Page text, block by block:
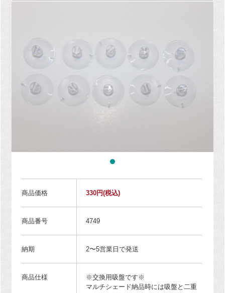
商品価格 330円(税込)
商品番号 4749
納期 2〜5営業日で発送
商品仕様
※交換用吸盤です※
マルチシェード納品時には吸盤と二重